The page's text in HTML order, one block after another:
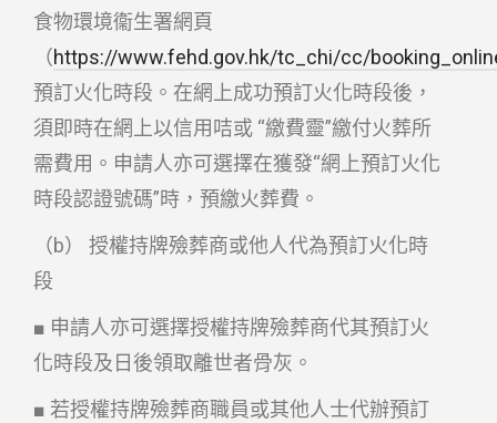
食物環境衞生署網頁
（https://www.fehd.gov.hk/tc_chi/cc/
預訂火化時段。在網上成功預訂火化時段後，
須即時在網上以信用咭或 “繳費靈”繳付火葬所
需費用。申請人亦可選擇在獲發“網上預訂火化
時段認證號碼”時，預繳火葬費。
（b） 授權持牌殮葬商或他人代為預訂火化時
段
■ 申請人亦可選擇授權持牌殮葬商代其預訂火
化時段及日後領取離世者骨灰。
■ 若授權持牌殮葬商職員或其他人士代辦預訂